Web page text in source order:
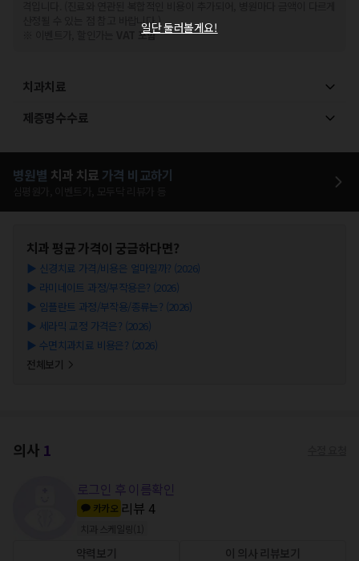
산정될 수 있는 점 참고 바랍니다.)
VAT 포함
치과치료
제증명수수료
병원별 치과 치료 가격 비교하기
치과 평균 가격이 궁금하다면?
▶ 신경치료 가격/비용은 얼마일까? (2026)
▶ 라미네이트 과정/부작용은? (2026)
▶ 임플란트 과정/부작용/종류는? (2026)
▶ 세라믹 교정 가격은? (2026)
▶ 수면치과치료 비용은? (2026)
전체보기
의사 1
로그인 후 이름확인
카카오 리뷰 4
치과 스케일링
약력보기 이 의사 리뷰보기
일단 둘러볼게요!